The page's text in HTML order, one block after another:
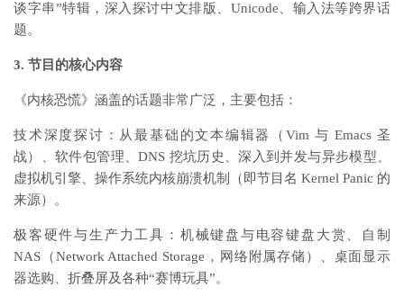
谈字串”特辑，深入探讨中文排版、Unicode、输入法等跨界话
题。
3. 节目的核心内容
《内核恐慌》涵盖的话题非常广泛，主要包括：
技术深度探讨：从最基础的文本编辑器（Vim 与 Emacs 圣
战）、软件包管理、DNS 挖坑历史、深入到并发与异步模型、
虚拟机引擎、操作系统内核崩溃机制（即节目名 Kernel Panic 的
来源）。
极客硬件与生产力工具：机械键盘与电容键盘大赏、自制
NAS（Network Attached Storage，网络附属存储）、桌面显示
器选购、折叠屏及各种“赛博玩具”。